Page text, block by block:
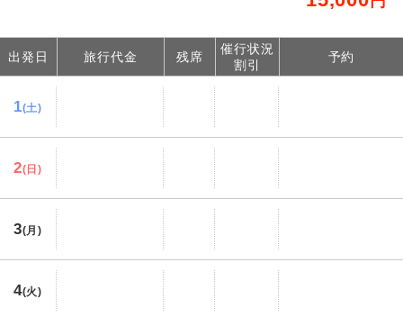
出発日 旅行代金 残席
催行状況
割引
予約
1(土)
2(日)
3(月)
4(火)